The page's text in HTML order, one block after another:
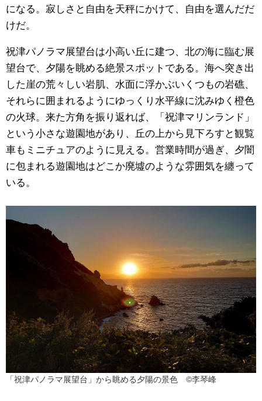
になる。寂しさと自由を天秤にかけて、自由を選んだだ
けだ。
祝津パノラマ展望台は小高い丘に建つ、北の海に臨む展
望台で、夕陽を眺める絶景スポットである。海へ突き出
した崖の荒々しい岩肌、水面に浮かぶいくつもの岩礁、
それらに囲まれるようにゆっくり水平線に沈みゆく橙色
の火球。来た方角を振り返れば、「祝津マリンランド」
という小さな遊園地があり、丘の上から見下ろすと観覧
車もミニチュアのように見える。営業時間が過ぎ、夕闇
に包まれる遊園地はどこか廃墟のような雰囲気を纏って
いる。
「祝津パノラマ展望台」から眺める夕陽の景色 ©李琴峰